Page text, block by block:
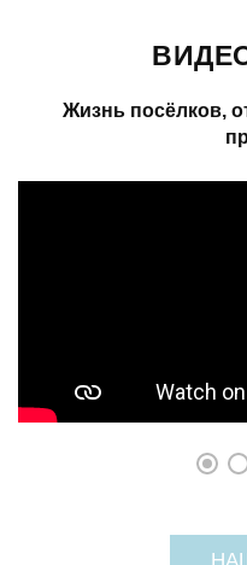
Жизнь посёлков,